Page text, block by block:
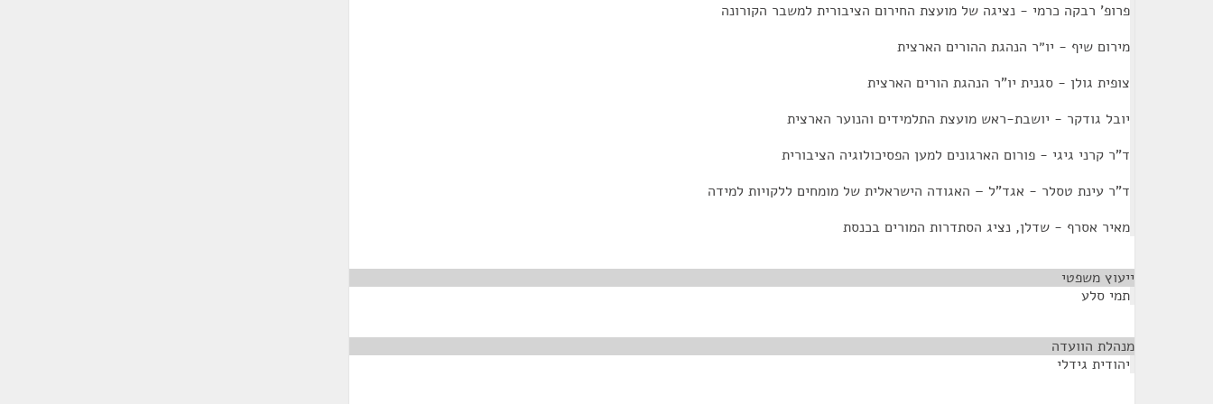
פרופ' רבקה כרמי - נציגה של מועצת החירום הציבורית למשבר הקורונה
מירום שיף - יו״ר הנהגת ההורים הארצית
צופית גולן - סגנית יו"ר הנהגת הורים הארצית
יובל גודקר - יושבת-ראש מועצת התלמידים והנוער הארצית
ד"ר קרני גיגי - פורום הארגונים למען הפסיכולוגיה הציבורית
ד"ר עינת טסלר - אגד"ל – האגודה הישראלית של מומחים ללקויות למידה
מאיר אסרף - שדלן, נציג הסתדרות המורים בכנסת
ייעוץ משפטי
תמי סלע
מנהלת הוועדה
יהודית גידלי